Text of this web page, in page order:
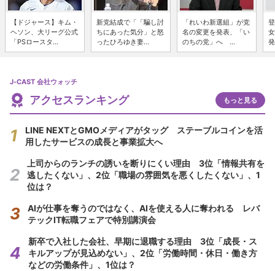
【ドジャース】キム・
ヘソン、大リーグ公式
「PSロースタ...
新党結成で「「騙し討
ちにあった気分」と怒
ったひろゆき妻...
「れいわ新選組」が党
名の変更を発表、「い
のちの党」へ ...
J-CAST 会社ウォッチ
アクセスランキング もっと見る
LINE NEXTとGMOメディアがタッグ ステーブルコインを活
用したサービスの成長と事業拡大へ
上司からのランチの誘いを断りにくい理由 3位「情報共有を
逃したくない」、2位「職場の雰囲気を悪くしたくない」、1
位は？
AIが仕事を奪うのではなく、AIを使える人に奪われる レバ
テックIT転職フェアで特別講演会
新卒で入社した会社、早期に退職する理由 3位「成長・ス
キルアップが見込めない」、2位「労働時間・休日・働き方
などの労働条件」、1位は？